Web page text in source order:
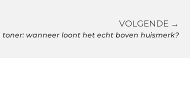
VOLGENDE →
toner: wanneer loont het echt boven huismerk?